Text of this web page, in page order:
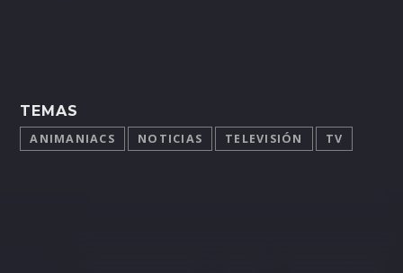
TEMAS
ANIMANIACS NOTICIAS TELEVISIÓN TV